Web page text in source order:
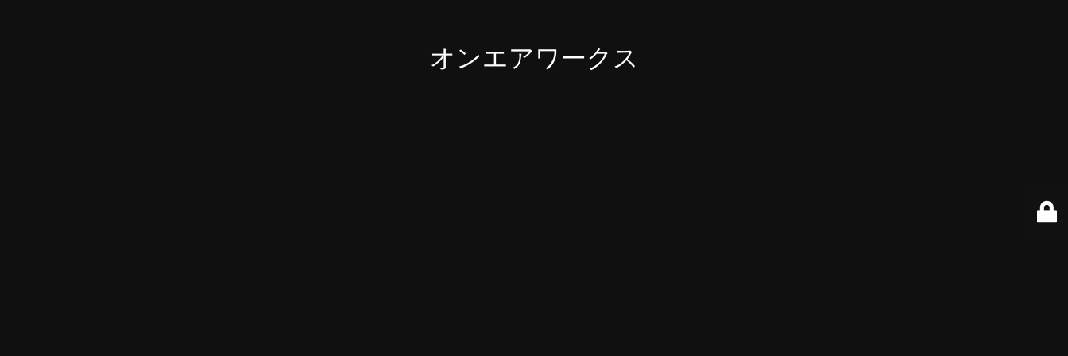
オンエアワークス